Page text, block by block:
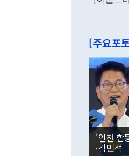
[주요포
'인천 합
·김민석